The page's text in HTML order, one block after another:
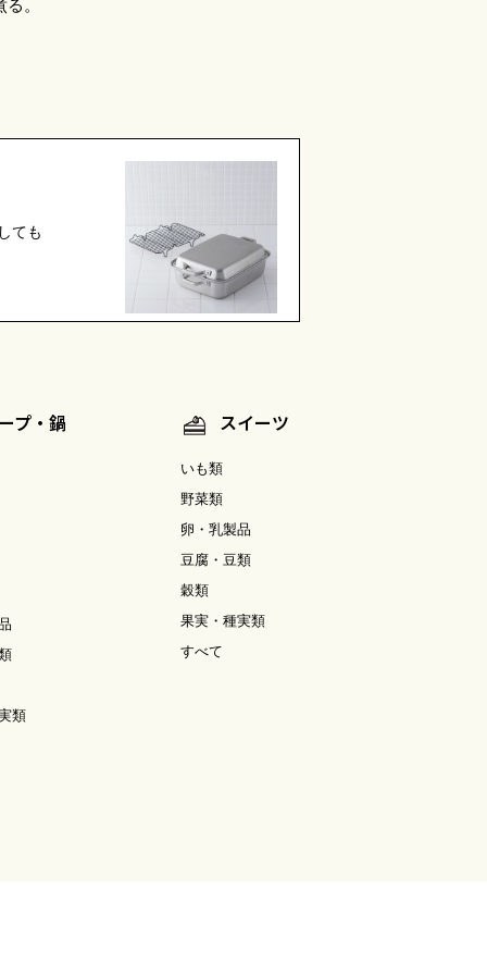
。
ても
プ・鍋
類
スイーツ
いも類
野菜類
卵・乳製品
豆腐・豆類
穀類
果実・種実類
すべて